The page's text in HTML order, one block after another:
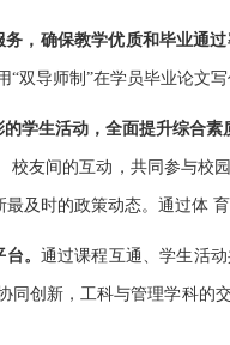
，确保教学优质和毕业通过
“双导师制”在学员毕业论文
学生活动，全面提升综合素
校友间的互动，共同参与校
及时的政策动态。通过体
。 通过课程互通、学生活
同创新，工科与管理学科的